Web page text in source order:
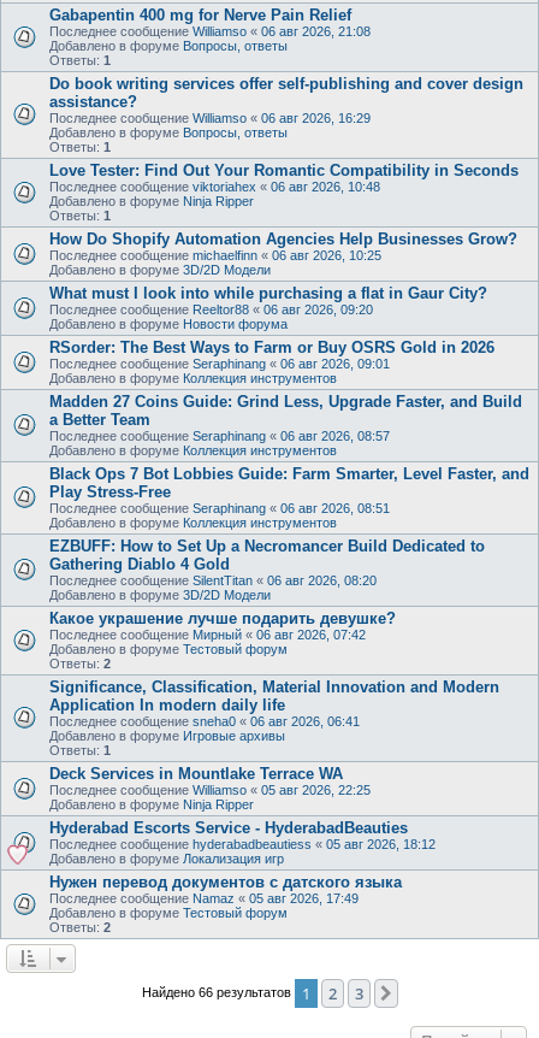
Gabapentin 400 mg for Nerve Pain Relief
Последнее сообщение Williamso « 06 авг 2026, 21:08
Добавлено в форуме Вопросы, ответы
Ответы: 1
Do book writing services offer self-publishing and cover design
assistance?
Последнее сообщение Williamso « 06 авг 2026, 16:29
Добавлено в форуме Вопросы, ответы
Ответы: 1
Love Tester: Find Out Your Romantic Compatibility in Seconds
Последнее сообщение viktoriahex « 06 авг 2026, 10:48
Добавлено в форуме Ninja Ripper
Ответы: 1
How Do Shopify Automation Agencies Help Businesses Grow?
Последнее сообщение michaelfinn « 06 авг 2026, 10:25
Добавлено в форуме 3D/2D Модели
What must I look into while purchasing a flat in Gaur City?
Последнее сообщение Reeltor88 « 06 авг 2026, 09:20
Добавлено в форуме Новости форума
RSorder: The Best Ways to Farm or Buy OSRS Gold in 2026
Последнее сообщение Seraphinang « 06 авг 2026, 09:01
Добавлено в форуме Коллекция инструментов
Madden 27 Coins Guide: Grind Less, Upgrade Faster, and Build
a Better Team
Последнее сообщение Seraphinang « 06 авг 2026, 08:57
Добавлено в форуме Коллекция инструментов
Black Ops 7 Bot Lobbies Guide: Farm Smarter, Level Faster, and
Play Stress-Free
Последнее сообщение Seraphinang « 06 авг 2026, 08:51
Добавлено в форуме Коллекция инструментов
EZBUFF: How to Set Up a Necromancer Build Dedicated to
Gathering Diablo 4 Gold
Последнее сообщение SilentTitan « 06 авг 2026, 08:20
Добавлено в форуме 3D/2D Модели
Какое украшение лучше подарить девушке?
Последнее сообщение Мирный « 06 авг 2026, 07:42
Добавлено в форуме Тестовый форум
Ответы: 2
Significance, Classification, Material Innovation and Modern
Application In modern daily life
Последнее сообщение sneha0 « 06 авг 2026, 06:41
Добавлено в форуме Игровые архивы
Ответы: 1
Deck Services in Mountlake Terrace WA
Последнее сообщение Williamso « 05 авг 2026, 22:25
Добавлено в форуме Ninja Ripper
Hyderabad Escorts Service - HyderabadBeauties
Последнее сообщение hyderabadbeautiess « 05 авг 2026, 18:12
Добавлено в форуме Локализация игр
Нужен перевод документов с датского языка
Последнее сообщение Namaz « 05 авг 2026, 17:49
Добавлено в форуме Тестовый форум
Ответы: 2
Найдено 66 результатов 1 2 3